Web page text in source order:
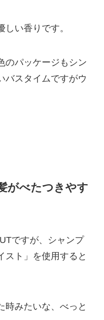
い香りです。
のパッケージもシン
バスタイムですがウ
がべたつきやす
ですが、シャンプ
スト」を使用すると
時みたいな、べっと